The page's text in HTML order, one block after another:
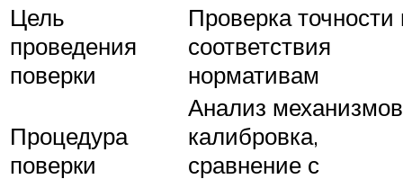
Цель
проведения
поверки
Проверка точности
соответствия
нормативам
Процедура
поверки
Анализ
калибровка,
сравнение с